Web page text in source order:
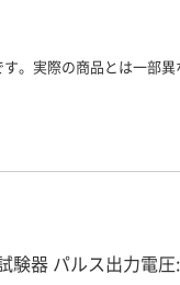
。実際の商品とは一部異
験器 パルス出力電